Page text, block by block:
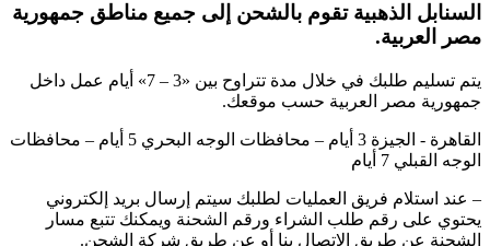
السنابل الذهبية تقوم بالشحن إلى جميع مناطق جمهورية
مصر العربية.
يتم تسليم طلبك في خلال مدة تتراوح بين «3 – 7» أيام عمل داخل
جمهورية مصر العربية حسب موقعك.
القاهرة - الجيزة 3 أيام – محافظات الوجه البحري 5 أيام – محافظات
الوجه القبلي 7 أيام
– عند استلام فريق العمليات لطلبك سيتم إرسال بريد إلكتروني
يحتوي على رقم طلب الشراء ورقم الشحنة ويمكنك تتبع مسار
الشحنة عن طريق الاتصال بنا أو عن طريق شركة الشحن.